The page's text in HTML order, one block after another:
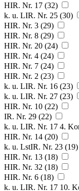
HIR. Nr. 17 (32)
k. u. LIR. Nr. 25 (30)
HIR. Nr. 3 (29)
HIR. Nr. 8 (29)
HIR. Nr. 20 (24)
HIR. Nr. 4 (24)
HIR. Nr. 7 (24)
HIR. Nr. 2 (23)
k. u. LIR. Nr. 16 (23)
k. u. LIR. Nr. 27 (23)
HIR. Nr. 10 (22)
IR. Nr. 29 (22)
k. u. LIR. Nr. 17 4.
HIR. Nr. 14 (20)
k. u. LstIR. Nr. 23 (19)
HIR. Nr. 13 (18)
HIR. Nr. 32 (18)
HIR. Nr. 6 (18)
k. u. LIR. Nr. 17 10.